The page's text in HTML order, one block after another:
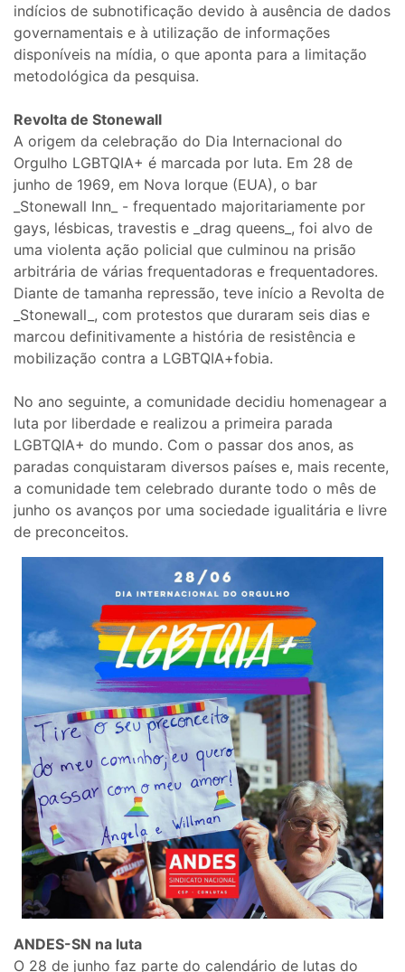
indícios de subnotificação devido à ausência de dados
governamentais e à utilização de informações
disponíveis na mídia, o que aponta para a limitação
metodológica da pesquisa.
Revolta de Stonewall
A origem da celebração do Dia Internacional do
Orgulho LGBTQIA+ é marcada por luta. Em 28 de
junho de 1969, em Nova Iorque (EUA), o bar
_Stonewall Inn_ - frequentado majoritariamente por
gays, lésbicas, travestis e _drag queens_, foi alvo de
uma violenta ação policial que culminou na prisão
arbitrária de várias frequentadoras e frequentadores.
Diante de tamanha repressão, teve início a Revolta de
_Stonewall_, com protestos que duraram seis dias e
marcou definitivamente a história de resistência e
mobilização contra a LGBTQIA+fobia.
No ano seguinte, a comunidade decidiu homenagear a
luta por liberdade e realizou a primeira parada
LGBTQIA+ do mundo. Com o passar dos anos, as
paradas conquistaram diversos países e, mais recente,
a comunidade tem celebrado durante todo o mês de
junho os avanços por uma sociedade igualitária e livre
de preconceitos.
ANDES-SN na luta
O 28 de junho faz parte do calendário de lutas do